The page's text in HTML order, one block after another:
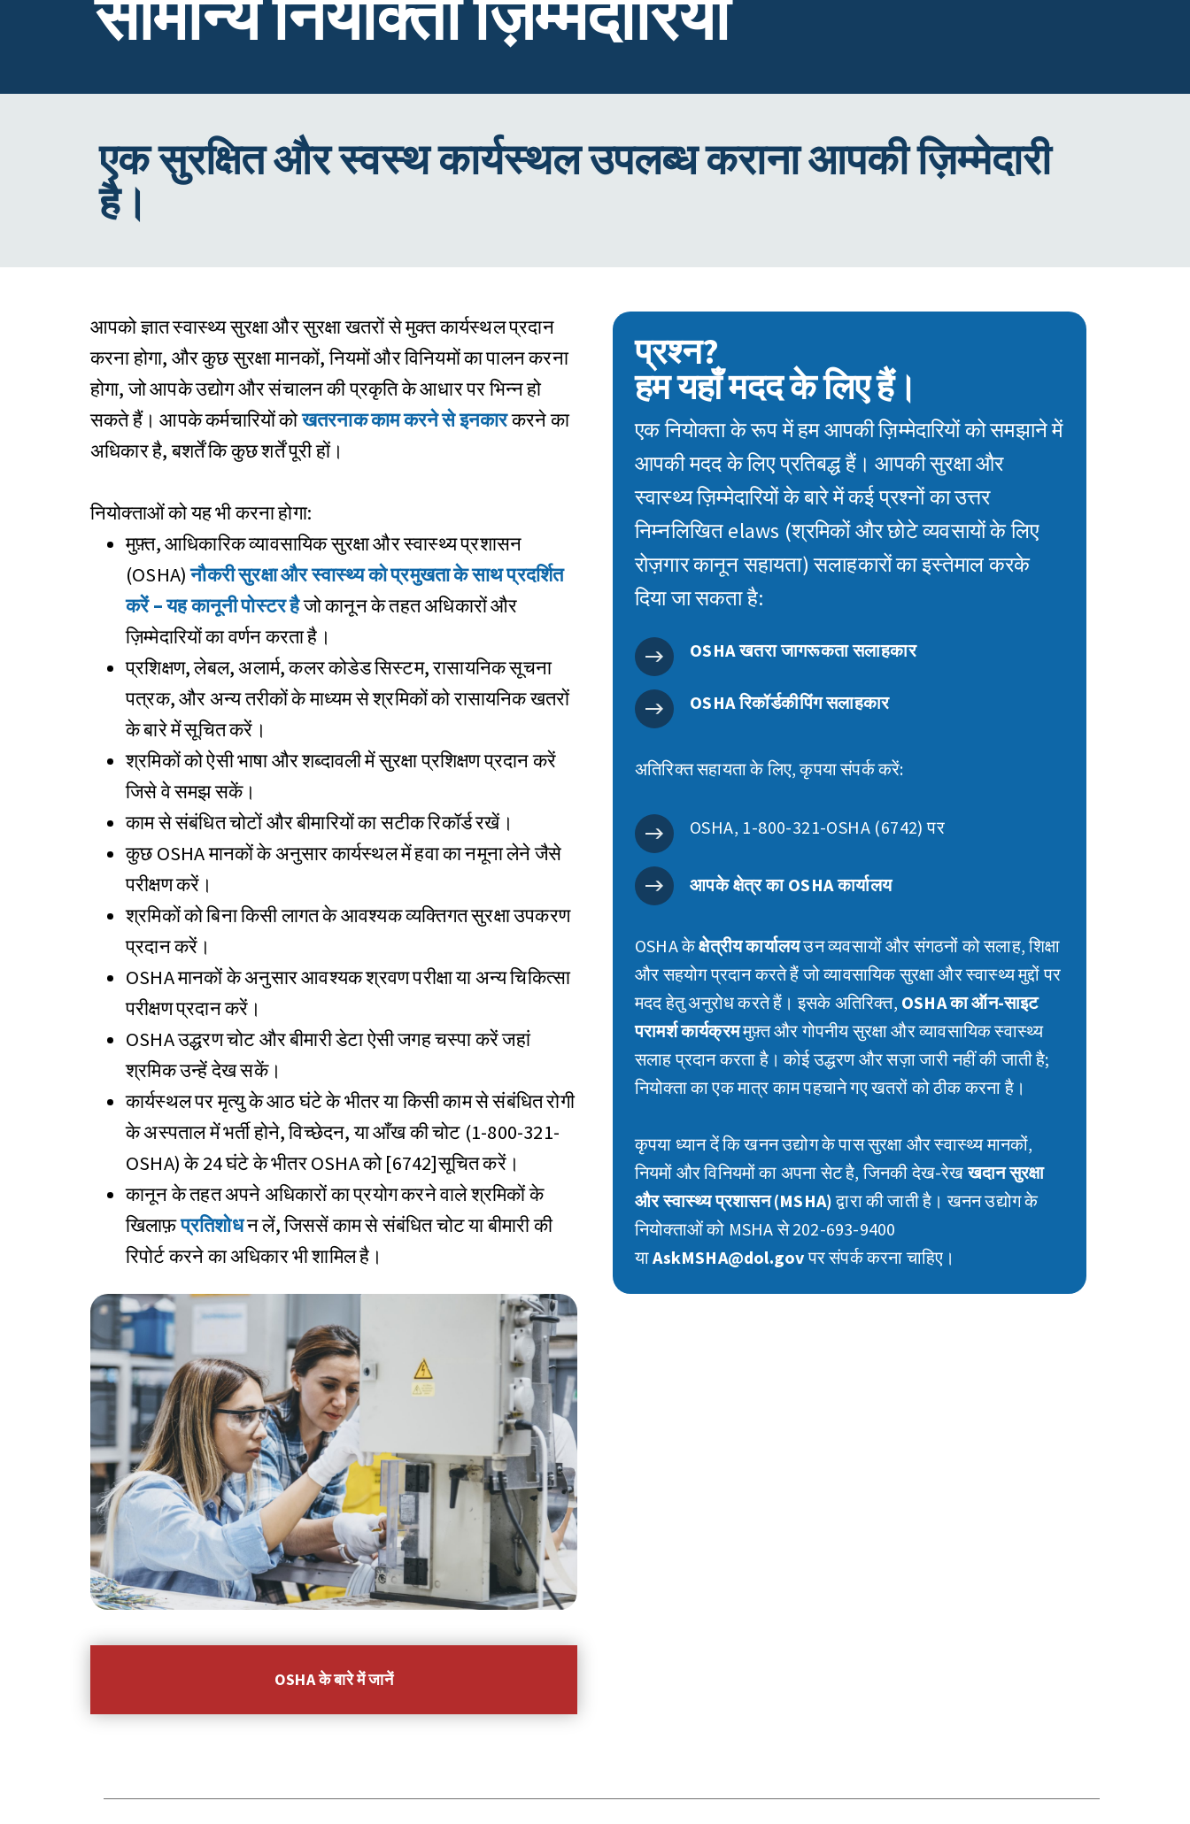
सामान्य नियोक्ता ज़िम्मेदारियाँ
एक सुरक्षित और स्वस्थ कार्यस्थल उपलब्ध कराना आपकी ज़िम्मेदारी
है।
आपको ज्ञात स्वास्थ्य सुरक्षा और सुरक्षा खतरों से मुक्त कार्यस्थल प्रदान
करना होगा, और कुछ सुरक्षा मानकों, नियमों और विनियमों का पालन करना
होगा, जो आपके उद्योग और संचालन की प्रकृति के आधार पर भिन्न हो
सकते हैं। आपके कर्मचारियों कोखतरनाक काम करने से इनकारकरने का
अधिकार है, बशर्तें कि कुछ शर्तें पूरी हों।
नियोक्ताओं को यह भी करना होगा:
मुफ़्त, आधिकारिक व्यावसायिक सुरक्षा और स्वास्थ्य प्रशासन
(OSHA)नौकरी सुरक्षा और स्वास्थ्य को प्रमुखता के साथ प्रदर्शित
करें – यह कानूनी पोस्टर हैजो कानून के तहत अधिकारों और
ज़िम्मेदारियों का वर्णन करता है।
प्रशिक्षण, लेबल, अलार्म, कलर कोडेड सिस्टम, रासायनिक सूचना
पत्रक, और अन्य तरीकों के माध्यम से श्रमिकों को रासायनिक खतरों
के बारे में सूचित करें।
श्रमिकों को ऐसी भाषा और शब्दावली में सुरक्षा प्रशिक्षण प्रदान करें
जिसे वे समझ सकें।
काम से संबंधित चोटों और बीमारियों का सटीक रिकॉर्ड रखें।
कुछ OSHA मानकों के अनुसार कार्यस्थल में हवा का नमूना लेने जैसे
परीक्षण करें।
श्रमिकों को बिना किसी लागत के आवश्यक व्यक्तिगत सुरक्षा उपकरण
प्रदान करें।
OSHA मानकों के अनुसार आवश्यक श्रवण परीक्षा या अन्य चिकित्सा
परीक्षण प्रदान करें।
OSHA उद्धरण चोट और बीमारी डेटा ऐसी जगह चस्पा करें जहां
श्रमिक उन्हें देख सकें।
कार्यस्थल पर मृत्यु के आठ घंटे के भीतर या किसी काम से संबंधित रोगी
के अस्पताल में भर्ती होने, विच्छेदन, या आँख की चोट (1-800-321-
OSHA) के 24 घंटे के भीतर OSHA को [6742]सूचित करें।
कानून के तहत अपने अधिकारों का प्रयोग करने वाले श्रमिकों के
खिलाफ़प्रतिशोधन लें, जिससें काम से संबंधित चोट या बीमारी की
रिपोर्ट करने का अधिकार भी शामिल है।
OSHA के बारे में जानें
प्रश्न?
हम यहाँ मदद के लिए हैं।
एक नियोक्ता के रूप में हम आपकी ज़िम्मेदारियों को समझाने में
आपकी मदद के लिए प्रतिबद्ध हैं। आपकी सुरक्षा और
स्वास्थ्य ज़िम्मेदारियों के बारे में कई प्रश्नों का उत्तर
निम्नलिखित elaws (श्रमिकों और छोटे व्यवसायों के लिए
रोज़गार कानून सहायता) सलाहकारों का इस्तेमाल करके
दिया जा सकता है:
OSHA खतरा जागरूकता सलाहकार
OSHA रिकॉर्डकीपिंग सलाहकार
अतिरिक्त सहायता के लिए, कृपया संपर्क करें:
OSHA, 1-800-321-OSHA (6742) पर
आपके क्षेत्र का OSHA कार्यालय
OSHA केक्षेत्रीय कार्यालयउन व्यवसायों और संगठनों को सलाह, शिक्षा
और सहयोग प्रदान करते हैं जो व्यावसायिक सुरक्षा और स्वास्थ्य मुद्दों पर
मदद हेतु अनुरोध करते हैं। इसके अतिरिक्त, OSHA का ऑन-साइट
परामर्श कार्यक्रममुफ़्त और गोपनीय सुरक्षा और व्यावसायिक स्वास्थ्य
सलाह प्रदान करता है। कोई उद्धरण और सज़ा जारी नहीं की जाती है;
नियोक्ता का एक मात्र काम पहचाने गए खतरों को ठीक करना है।
कृपया ध्यान दें कि खनन उद्योग के पास सुरक्षा और स्वास्थ्य मानकों,
नियमों और विनियमों का अपना सेट है, जिनकी देख-रेखखदान सुरक्षा
और स्वास्थ्य प्रशासन (MSHA)द्वारा की जाती है। खनन उद्योग के
नियोक्ताओं को MSHA से 202-693-9400
याAskMSHA@dol.govपर संपर्क करना चाहिए।